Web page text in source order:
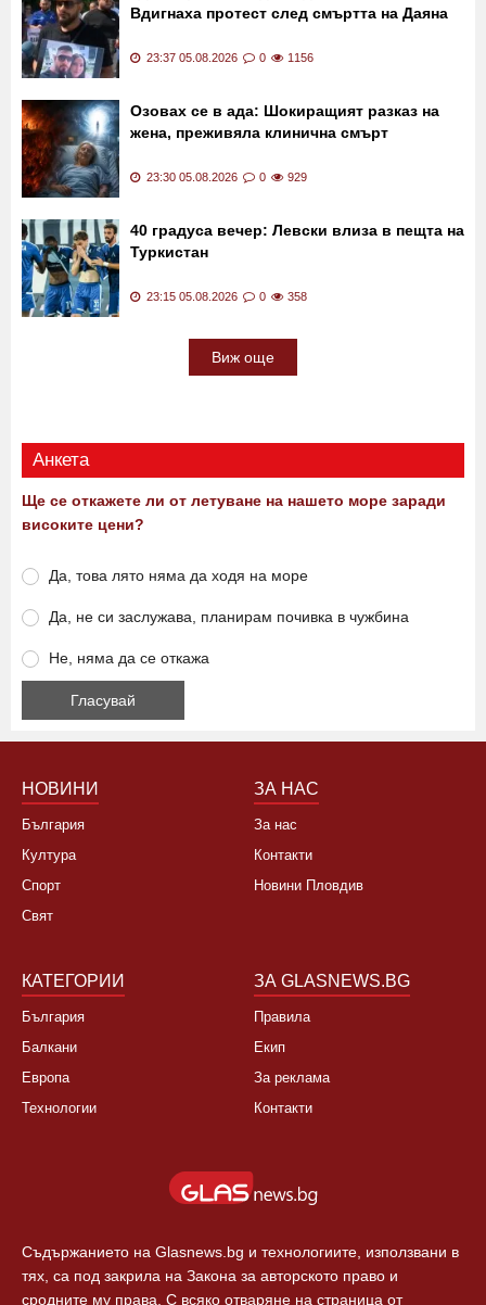
Вдигнаха протест след смъртта на Даяна
23:37 05.08.2026 0 1156
Озовах се в ада: Шокиращият разказ на
жена, преживяла клинична смърт
23:30 05.08.2026 0 929
40 градуса вечер: Левски влиза в пещта на
Туркистан
23:15 05.08.2026 0 358
Виж още
Анкета
Ще се откажете ли от летуване на нашето море заради
високите цени?
Да, това лято няма да ходя на море
Да, не си заслужава, планирам почивка в чужбина
Не, няма да се откажа
НОВИНИ
България
Култура
Спорт
Свят
ЗА НАС
За нас
Контакти
Новини Пловдив
КАТЕГОРИИ
България
Балкани
Европа
Технологии
ЗА GLASNEWS.BG
Правила
Екип
За реклама
Контакти
Съдържанието на Glasnews.bg и технологиите, използвани в
тях, са под закрила на Закона за авторското право и
сродните му права. С всяко отваряне на страница от